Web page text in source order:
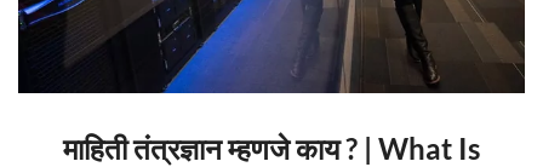
माहिती तंत्रज्ञान म्हणजे काय ? | What Is